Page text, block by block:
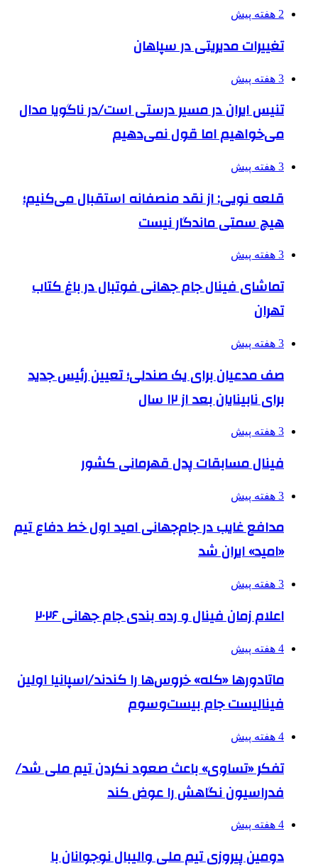
2 هفته پیش
تغییرات مدیریتی در سپاهان
3 هفته پیش
تنیس ایران در مسیر درستی است/در ناگویا مدال
می‌خواهیم اما قول نمی‌دهیم
3 هفته پیش
قلعه نویی: از نقد منصفانه استقبال می‌کنیم؛
هیچ سمتی ماندگار نیست
3 هفته پیش
تماشای فینال جام جهانی فوتبال در باغ کتاب
تهران
3 هفته پیش
صف مدعیان برای یک صندلی؛ تعیین رئیس جدید
برای نابینایان بعد از ۱۲ سال
3 هفته پیش
فینال مسابقات پدل قهرمانی کشور
3 هفته پیش
مدافع غایب در جام‌جهانی امید اول خط دفاع تیم
«امید» ایران شد
3 هفته پیش
اعلام زمان فینال و رده بندی جام جهانی ۲۰۲۶
4 هفته پیش
ماتادورها «کله» خروس‌ها را کندند/اسپانیا اولین
فینالیست جام بیست‌وسوم
4 هفته پیش
تفکر «تساوی» باعث صعود نکردن تیم ملی شد/
فدراسیون نگاهش را عوض کند
4 هفته پیش
دومین پیروزی تیم ملی والیبال نوجوانان با